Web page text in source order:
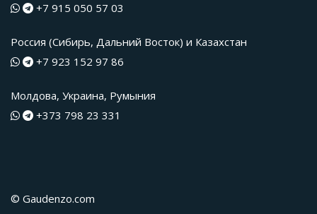
+7 915 050 57 03
Россия (Сибирь, Дальний Восток) и Казахстан
+7 923 152 97 86
Молдова, Украина, Румыния
+373 798 23 331
© Gaudenzo.com